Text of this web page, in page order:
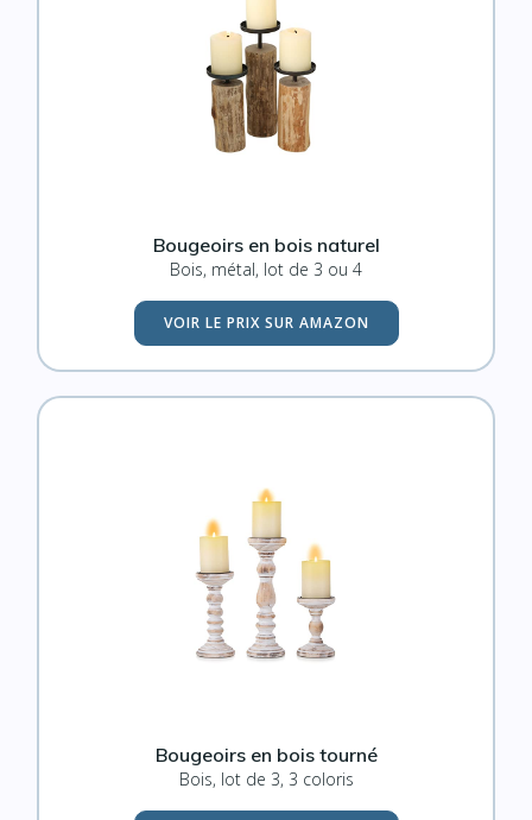
Bougeoirs en bois naturel
Bois, métal, lot de 3 ou 4
VOIR LE PRIX SUR AMAZON
Bougeoirs en bois tourné
Bois, lot de 3, 3 coloris